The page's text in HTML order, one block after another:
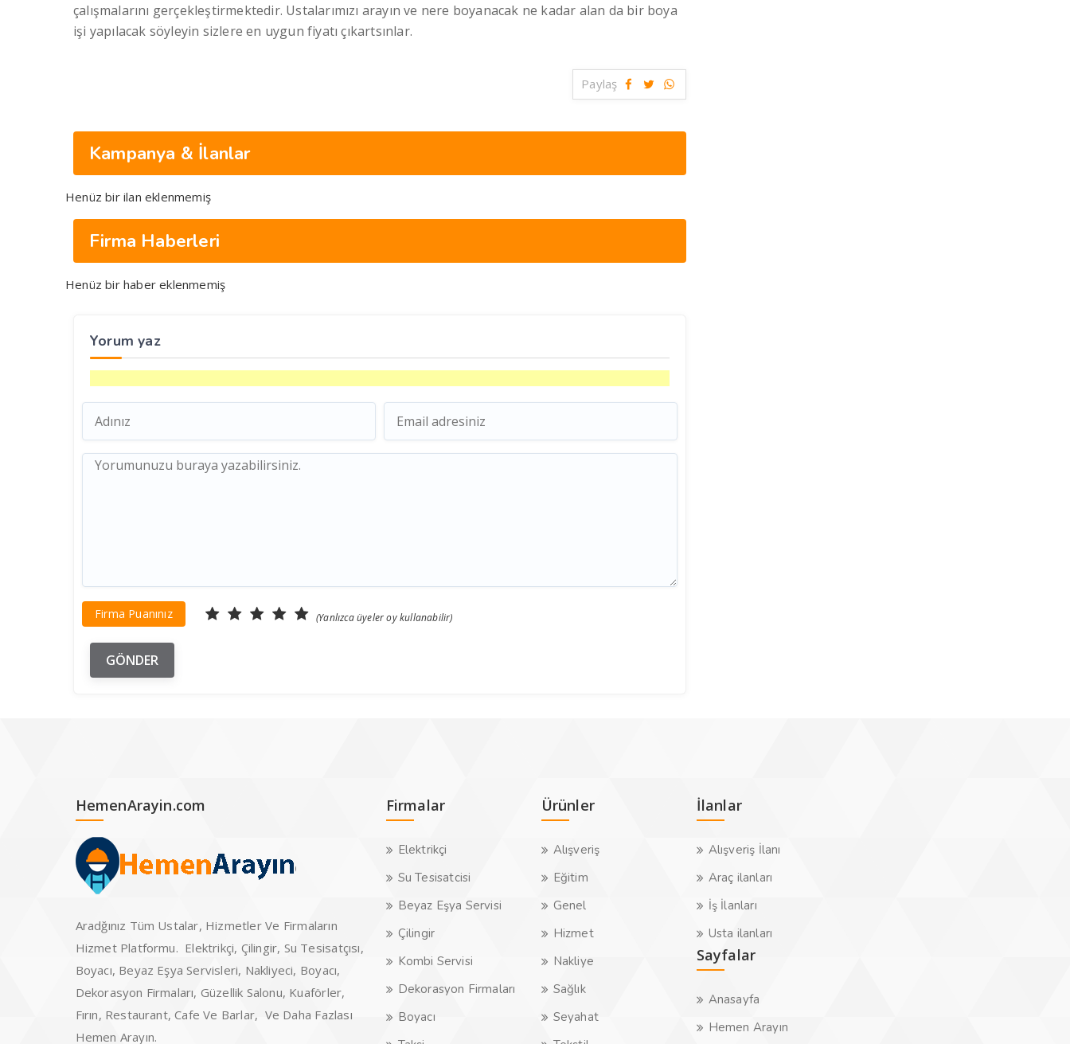
çalışmalarını gerçekleştirmektedir. Ustalarımızı arayın ve nere boyanacak ne kadar alan da bir boya
işi yapılacak söyleyin sizlere en uygun fiyatı çıkartsınlar.
Paylaş
Kampanya & İlanlar
Henüz bir ilan eklenmemiş
Firma Haberleri
Henüz bir haber eklenmemiş
Yorum yaz
Firma Puanınız (Yanlızca üyeler oy kullanabilir)
HemenArayin.com
Aradğınız Tüm Ustalar, Hizmetler Ve Firmaların
Hizmet Platformu. Elektrikçi, Çilingir, Su Tesisatçısı,
Boyacı, Beyaz Eşya Servisleri, Nakliyeci, Boyacı,
Dekorasyon Firmaları, Güzellik Salonu, Kuaförler,
Fırın, Restaurant, Cafe Ve Barlar, Ve Daha Fazlası
Hemen Arayın.
Firmalar
Elektrikçi
Su Tesisatcisi
Beyaz Eşya Servisi
Çilingir
Kombi Servisi
Dekorasyon Firmaları
Boyacı
Ürünler
Alışveriş
Eğitim
Genel
Hizmet
Nakliye
Sağlık
Seyahat
İlanlar
Alışveriş İlanı
Araç ilanları
İş İlanları
Usta ilanları
Sayfalar
Anasayfa
Hemen Arayın